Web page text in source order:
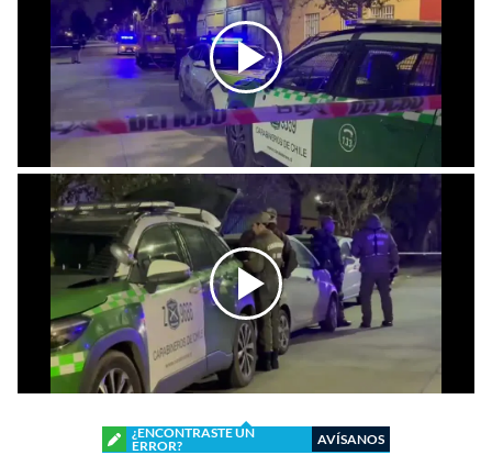
¿ENCONTRASTE UN
ERROR?
AVÍSANOS